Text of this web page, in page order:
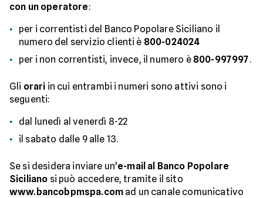
con un operatore:
per i correntisti del Banco Popolare Siciliano il
numero del servizio clienti è 800-024024
per i non correntisti, invece, il numero è 800-997997.
Gli orari in cui entrambi i numeri sono attivi sono i
seguenti:
dal lunedì al venerdì 8-22
il sabato dalle 9 alle 13.
Se si desidera inviare un'e-mail al Banco Popolare
Siciliano si può accedere, tramite il sito
www.bancobpmspa.com ad un canale comunicativo